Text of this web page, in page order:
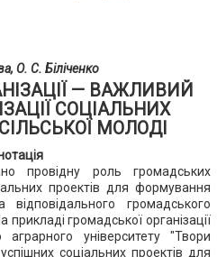
О. С. Біліченко
— ВАЖЛИВИЙ
СОЦІАЛЬНИХ
МОЛОДІ
провідну роль громадських
проектів для формування
громадського
прикладі громадської організації
університету "Твори
соціальних проектів для